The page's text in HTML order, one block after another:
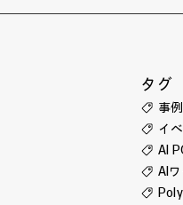
タグ
事例
イ
AI
AI
Poly